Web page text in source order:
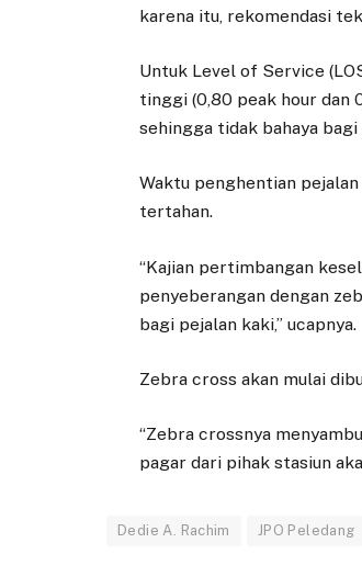
karena itu, rekomendasi
Untuk Level of Service
tinggi (0,80 peak hour dan
sehingga tidak bahaya
Waktu penghentian
tertahan.
“Kajian pertimbangan
penyeberangan dengan
bagi pejalan kaki,” ucapnya.
Zebra cross akan mulai
“Zebra crossnya
pagar dari pihak stasiun
Dedie A. Rachim JPO Peledang